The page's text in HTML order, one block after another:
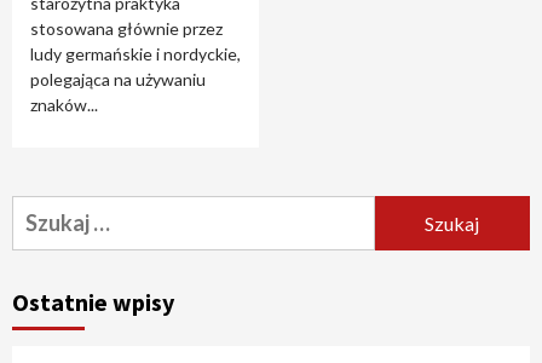
stosowana głównie przez
ludy germańskie i nordyckie,
polegająca na używaniu
znaków...
Szukaj:
Ostatnie wpisy